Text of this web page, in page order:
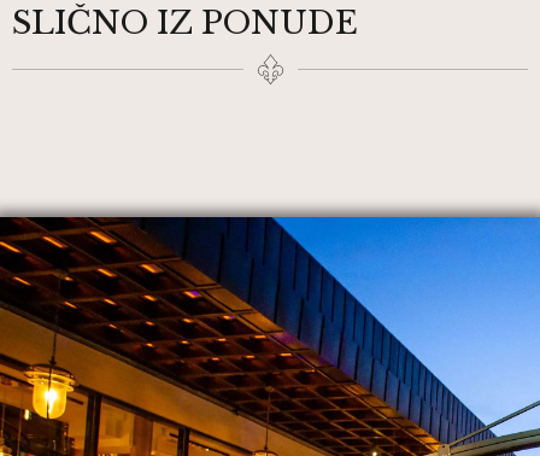
SLIČNO IZ PONUDE